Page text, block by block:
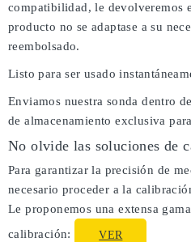
compatibilidad, le devolveremos
producto no se adaptase a su
reembolsado.
Listo para ser usado
Enviamos nuestra sonda dentro
de almacenamiento exclusiva
No olvide las soluciones de
Para garantizar la precisión de
necesario proceder a la
Le proponemos una extensa
calibración:
VER